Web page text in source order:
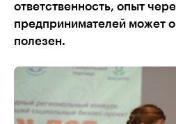
ответственность, опыт
предпринимателей может
полезен.